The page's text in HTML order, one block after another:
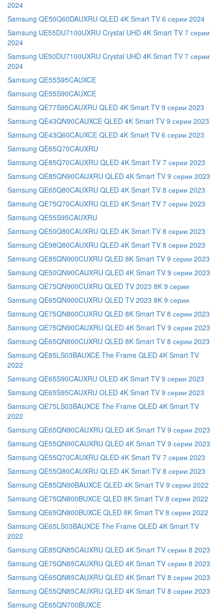
2024
Samsung QE50Q60DAUXRU QLED 4K Smart TV 6 серии 2024
Samsung UE55DU7100UXRU Crystal UHD 4K Smart TV 7 серии
2024
Samsung UE50DU7100UXRU Crystal UHD 4K Smart TV 7 серии
2024
Samsung QE55S95CAUXCE
Samsung QE55S90CAUXCE
Samsung QE77S95CAUXRU QLED 4K Smart TV 9 серии 2023
Samsung QE43QN90CAUXCE QLED 4K Smart TV 9 серии 2023
Samsung QE43Q60CAUXCE QLED 4K Smart TV 6 серии 2023
Samsung QE65Q70CAUXRU
Samsung QE85Q70CAUXRU QLED 4K Smart TV 7 серии 2023
Samsung QE85QN90CAUXRU QLED 4K Smart TV 9 серии 2023
Samsung QE65Q80CAUXRU QLED 4K Smart TV 8 серии 2023
Samsung QE75Q70CAUXRU QLED 4K Smart TV 7 серии 2023
Samsung QE55S95CAUXRU
Samsung QE50Q80CAUXRU QLED 4K Smart TV 8 серии 2023
Samsung QE98Q80CAUXRU QLED 4K Smart TV 8 серии 2023
Samsung QE85QN900CUXRU QLED 8K Smart TV 9 серии 2023
Samsung QE50QN90CAUXRU QLED 4K Smart TV 9 серии 2023
Samsung QE75QN900CUXRU QLED TV 2023 8K 9 серии
Samsung QE65QN900CUXRU QLED TV 2023 8K 9 серии
Samsung QE75QN800CUXRU QLED 8K Smart TV 8 серии 2023
Samsung QE75QN90CAUXRU QLED 4K Smart TV 9 серии 2023
Samsung QE65QN800CUXRU QLED 8K Smart TV 8 серии 2023
Samsung QE85LS03BAUXCE The Frame QLED 4K Smart TV
2022
Samsung QE65S90CAUXRU OLED 4K Smart TV 9 серии 2023
Samsung QE65S95CAUXRU OLED 4K Smart TV 9 серии 2023
Samsung QE75LS03BAUXCE The Frame QLED 4K Smart TV
2022
Samsung QE65QN90CAUXRU QLED 4K Smart TV 9 серии 2023
Samsung QE55QN90CAUXRU QLED 4K Smart TV 9 серии 2023
Samsung QE55Q70CAUXRU QLED 4K Smart TV 7 серии 2023
Samsung QE55Q80CAUXRU QLED 4K Smart TV 8 серии 2023
Samsung QE85QN90BAUXCE QLED 4K Smart TV 9 серии 2022
Samsung QE75QN800BUXCE QLED 8K Smart TV 8 серии 2022
Samsung QE65QN800BUXCE QLED 8K Smart TV 8 серии 2022
Samsung QE65LS03BAUXCE The Frame QLED 4K Smart TV
2022
Samsung QE85QN85CAUXRU QLED 4K Smart TV серии 8 2023
Samsung QE75QN85CAUXRU QLED 4K Smart TV серии 8 2023
Samsung QE65QN85CAUXRU QLED 4K Smart TV 8 серии 2023
Samsung QE55QN85CAUXRU QLED 4K Smart TV 8 серии 2023
Samsung QE65QN700BUXCE